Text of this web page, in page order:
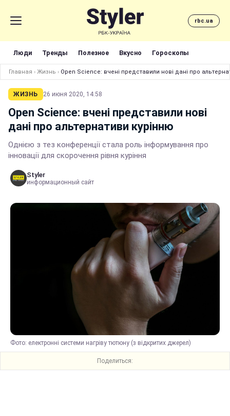
rbc.ua
Люди Тренды Полезное Вкусно Гороскопы
Главная › Жизнь › Open Science: вчені представили нові дані про
ЖИЗНЬ 26 июня 2020, 14:58
Open Science: вчені представили нові
дані про альтернативи курінню
Однією з тез конференції стала роль інформування про
інновації для скорочення рівня куріння
Styler
информационный сайт
Фото: електронні системи нагріву тютюну (з відкритих джерел)
Поделиться: